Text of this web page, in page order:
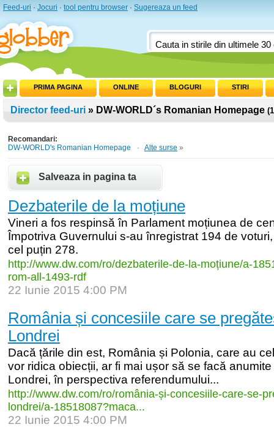
Feed-uri · Jocuri · tool pentru browser · Sugereaza un feed
PRIMA PAGINA ONLINE BLOGURI STIRI
Director feed-uri » DW-WORLD´s Romanian Homepage
Recomandari:
DW-WORLD's Romanian Homepage
· Alte surse »
Salveaza in pagina ta
Dezbaterile de la moțiune
Vineri a fos respinsă în Parlament moțiunea de
Împotriva Guvernului s-au înregistrat 194 de
cel puțin 278.
http://www.dw.com/ro/dezbaterile-de- la-moțiune/a-
rom-all-1493-rdf
22 Iunie 2015 4:00 PM
România și concesiile care se
Londrei
Dacă țările din est, România și Polonia, care au
vor ridica obiecții, ar fi mai ușor să se facă
Londrei, în perspectiva referendumului...
http://www.dw.com/ro/românia-și-concesiile-care-se-
londrei/a-18518087?maca...
22 Iunie 2015 4:00 PM